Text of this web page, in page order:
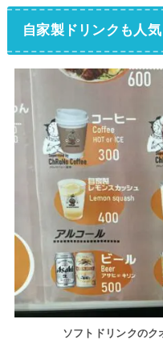
自家製ドリンクも人気
ソフトドリンクのク